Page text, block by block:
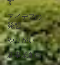
す
アイデアの
発想
やりがい
新事業創出